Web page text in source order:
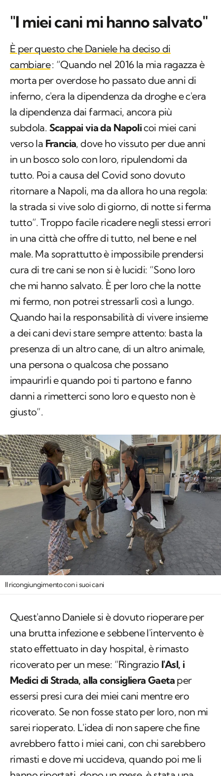
"I miei cani mi hanno salvato"
È per questo che Daniele ha deciso di
cambiare: “Quando nel 2016 la mia ragazza è
morta per overdose ho passato due anni di
inferno, c'era la dipendenza da droghe e c'era
la dipendenza dai farmaci, ancora più
subdola. Scappai via da Napolicoi miei cani
verso la Francia, dove ho vissuto per due anni
in un bosco solo con loro, ripulendomi da
tutto. Poi a causa del Covid sono dovuto
ritornare a Napoli, ma da allora ho una regola:
la strada si vive solo di giorno, di notte si ferma
tutto”. Troppo facile ricadere negli stessi errori
in una città che offre di tutto, nel bene e nel
male. Ma soprattutto è impossibile prendersi
cura di tre cani se non si è lucidi: “Sono loro
che mi hanno salvato. È per loro che la notte
mi fermo, non potrei stressarli così a lungo.
Quando hai la responsabilità di vivere insieme
a dei cani devi stare sempre attento: basta la
presenza di un altro cane, di un altro animale,
una persona o qualcosa che possano
impaurirli e quando poi ti partono e fanno
danni a rimetterci sono loro e questo non è
giusto”.
Il ricongiungimento con i suoi cani
Quest'anno Daniele si è dovuto rioperare per
una brutta infezione e sebbene l'intervento è
stato effettuato in day hospital, è rimasto
ricoverato per un mese: “Ringrazio l'Asl, i
Medici di Strada, alla consigliera Gaeta per
essersi presi cura dei miei cani mentre ero
ricoverato. Se non fosse stato per loro, non mi
sarei rioperato. L'idea di non sapere che fine
avrebbero fatto i miei cani, con chi sarebbero
rimasti e dove mi uccideva, quando poi me li